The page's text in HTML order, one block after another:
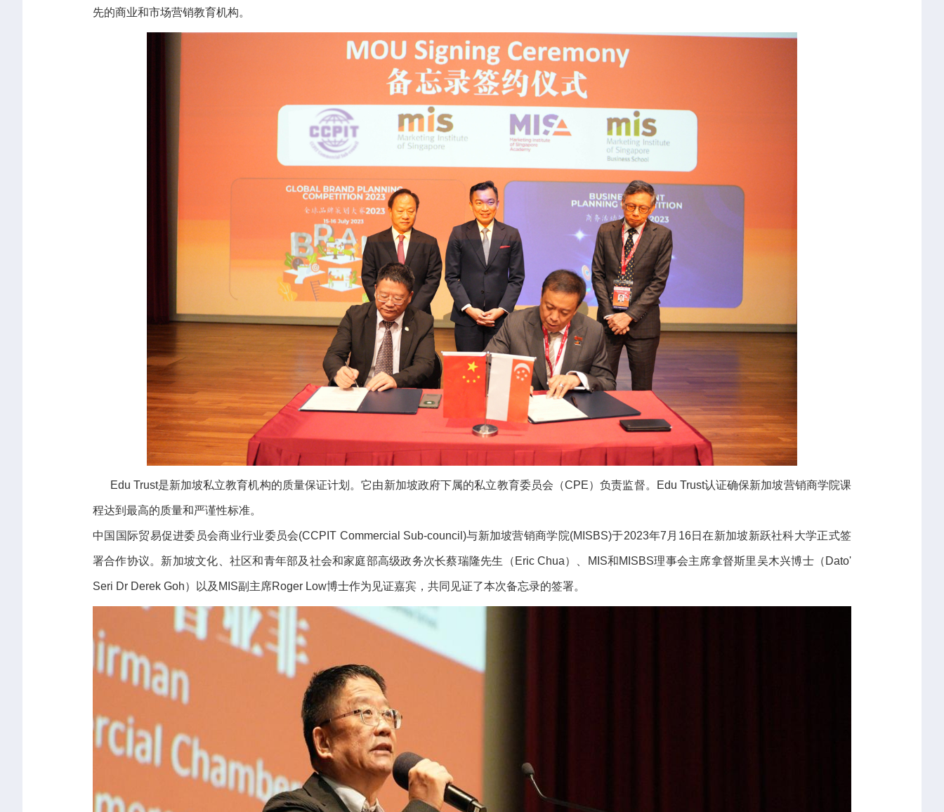
先的商业和市场营销教育机构。
Edu Trust是新加坡私立教育机构的质量保证计划。它由新加坡政府下属的私立教育委员会（CPE）负责监督。Edu Trust认证确保新加坡营销商学院课
程达到最高的质量和严谨性标准。
中国国际贸易促进委员会商业行业委员会(CCPIT Commercial Sub-council)与新加坡营销商学院(MISBS)于2023年7月16日在新加坡新跃社科大学正式签
署合作协议。新加坡文化、社区和青年部及社会和家庭部高级政务次长蔡瑞隆先生（Eric Chua）、MIS和MISBS理事会主席拿督斯里吴木兴博士（Dato'
Seri Dr Derek Goh）以及MIS副主席Roger Low博士作为见证嘉宾，共同见证了本次备忘录的签署。